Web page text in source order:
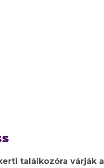
találkozóra várják a